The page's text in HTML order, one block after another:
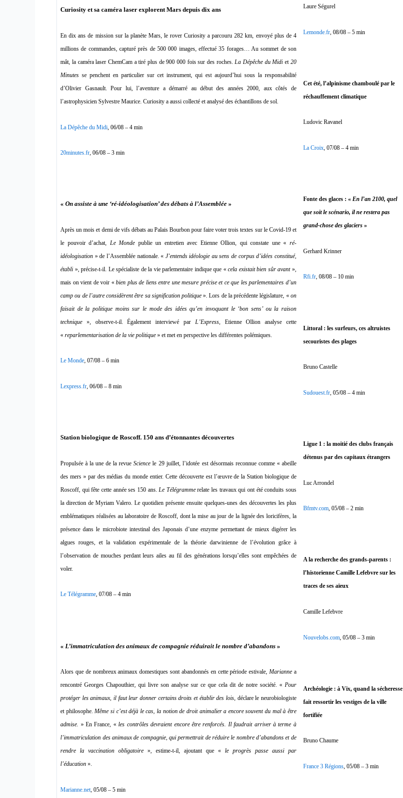
Curiosity et sa caméra laser explorent Mars depuis dix ans
En dix ans de mission sur la planète Mars, le rover Curiosity a parcouru 282 km, envoyé plus de 4
millions de commandes, capturé près de 500 000 images, effectué 35 forages… Au sommet de son
mât, la caméra laser ChemCam a tiré plus de 900 000 fois sur des roches.La Dépêche du Midi et 20
Minutes se penchent en particulier sur cet instrument, qui est aujourd’hui sous la responsabilité
d’Olivier Gasnault. Pour lui, l’aventure a démarré au début des années 2000, aux côtés de
l’astrophysicien Sylvestre Maurice. Curiosity a aussi collecté et analysé des échantillons de sol.
La Dépêche du Midi , 06/08 – 4 min
20minutes.fr, 06/08 – 3 min
«On assiste à une ‘ré-idéologisation’ des débats à l’Assemblée »
Après un mois et demi de vifs débats au Palais Bourbon pour faire voter trois textes sur le Covid-19 et
le pouvoir d’achat, Le Monde publie un entretien avec Etienne Ollion, qui constate une « ré-
idéologisation » de l’Assemblée nationale. « J’entends idéologie au sens de corpus d’idées constitué,
établi », précise-t-il. Le spécialiste de la vie parlementaire indique que «cela existait bien sûr avant»,
mais on vient de voir «bien plus de liens entre une mesure précise et ce que les parlementaires d’un
camp ou de l’autre considèrent être sa signification politique ». Lors de la précédente législature, « on
faisait de la politique moins sur le mode des idées qu’en invoquant le ‘bon sens’ ou la raison
technique », observe-t-il. Également interviewé par L’Express, Etienne Ollion analyse cette
«reparlementarisation de la vie politique » et met en perspective les différentes polémiques.
Le Monde, 07/08 – 6 min
Lexpress.fr, 06/08 – 8 min
Station biologique de Roscoff. 150 ans d’étonnantes découvertes
Propulsée à la une de la revueScience le 29 juillet, l’idotée est désormais reconnue comme « abeille
des mers » par des médias du monde entier. Cette découverte est l’œuvre de la Station biologique de
Roscoff, qui fête cette année ses 150 ans.Le Télégrammerelate les travaux qui ont été conduits sous
la direction de Myriam Valero. Le quotidien présente ensuite quelques-unes des découvertes les plus
emblématiques réalisées au laboratoire de Roscoff, dont la mise au jour de la lignée des loricifères, la
présence dans le microbiote intestinal des Japonais d’une enzyme permettant de mieux digérer les
algues rouges, et la validation expérimentale de la théorie darwinienne de l’évolution grâce à
l’observation de mouches perdant leurs ailes au fil des générations lorsqu’elles sont empêchées de
voler.
Le Télégramme, 07/08 – 4 min
« L’immatriculation des animaux de compagnie réduirait le nombre d’abandons »
Alors que de nombreux animaux domestiques sont abandonnés en cette période estivale, Marianne a
rencontré Georges Chapouthier, qui livre son analyse sur ce que cela dit de notre société. « Pour
protéger les animaux, il faut leur donner certains droits et établir des lois, déclare le neurobiologiste
et philosophe.Même si c’est déjà le cas, la notion de droit animalier a encore souvent du mal à être
admise. » En France, «les contrôles devraient encore être renforcés. Il faudrait arriver à terme à
l’immatriculation des animaux de compagnie, qui permettrait de réduire le nombre d’abandons et de
rendre la vaccination obligatoire », estime-t-il, ajoutant que « le progrès passe aussi par
l’éducation ».
Marianne.net, 05/08 – 5 min
Laure Ségurel
Lemonde.fr , 08/08 – 5 min
Cet été, l’alpinisme chamboulé par le
réchauffement climatique
Ludovic Ravanel
La Croix, 07/08 – 4 min
Fonte des glaces : «En l’an 2100, quel
que soit le scénario, il ne restera pas
grand-chose des glaciers »
Gerhard Krinner
Rfi.fr, 08/08 – 10 min
Littoral : les surfeurs, ces altruistes
secouristes des plages
Bruno Castelle
Sudouest.fr , 05/08 – 4 min
Ligue 1 : la moitié des clubs français
détenus par des capitaux étrangers
Luc Arrondel
Bfmtv.com, 05/08 – 2 min
A la recherche des grands-parents :
l’historienne Camille Lefebvre sur les
traces de ses aïeux
Camille Lefebvre
Nouvelobs.com , 05/08 – 3 min
Archéologie : à Vix, quand la sécheresse
fait ressortir les vestiges de la ville
fortifiée
Bruno Chaume
France 3 Régions, 05/08 – 3 min